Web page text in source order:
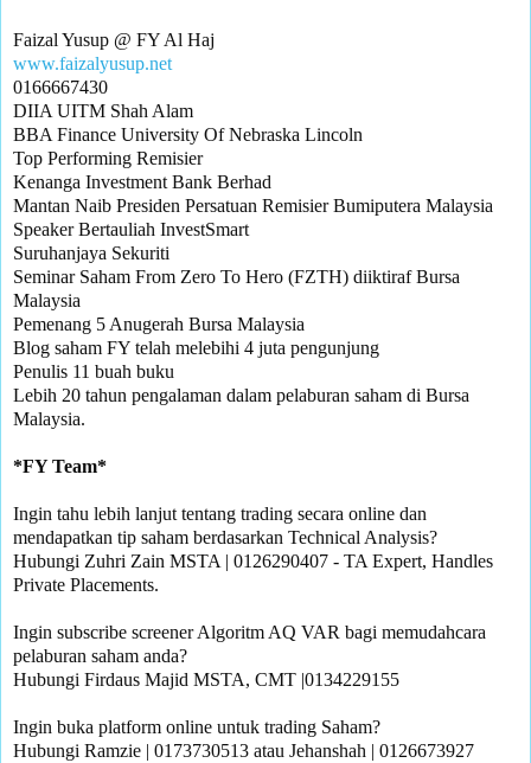
www.faizalyusup.net
0166667430
DIIA UITM Shah Alam
BBA Finance University Of Nebraska Lincoln
Top Performing Remisier
Kenanga Investment Bank Berhad
Mantan Naib Presiden Persatuan Remisier Bumiputera Malaysia
Speaker Bertauliah InvestSmart
Suruhanjaya Sekuriti
Seminar Saham From Zero To Hero (FZTH) diiktiraf Bursa
Malaysia
Pemenang 5 Anugerah Bursa Malaysia
Blog saham FY telah melebihi 4 juta pengunjung
Penulis 11 buah buku
Lebih 20 tahun pengalaman dalam pelaburan saham di Bursa
Malaysia.
Ingin tahu lebih lanjut tentang trading secara online dan
mendapatkan tip saham berdasarkan Technical Analysis?
Hubungi Zuhri Zain MSTA | 0126290407 - TA Expert, Handles
Private Placements.
Ingin subscribe screener Algoritm AQ VAR bagi memudahcara
pelaburan saham anda?
Hubungi Firdaus Majid MSTA, CMT |0134229155
Ingin buka platform online untuk trading Saham?
Hubungi Ramzie | 0173730513 atau Jehanshah | 0126673927